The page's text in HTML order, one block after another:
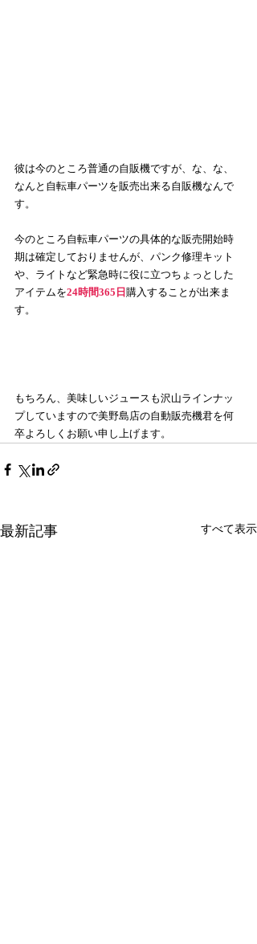
彼は今のところ普通の自販機ですが、な、な、
なんと自転車パーツを販売出来る自販機なんで
す。
今のところ自転車パーツの具体的な販売開始時
期は確定しておりませんが、パンク修理キット
や、ライトなど緊急時に役に立つちょっとした
アイテムを24時間365日 購入することが出来ま
す。
もちろん、美味しいジュースも沢山ラインナッ
プしていますので美野島店の自動販売機君を何
卒よろしくお願い申し上げます。
最新記事 すべて表示